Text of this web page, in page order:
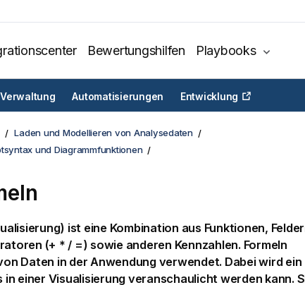
Bewertungshilfen Playbooks
Verwaltung Automatisierungen Entwicklung
Laden und Modellieren von Analysedaten
und Diagrammfunktionen
) ist eine Kombination aus Funktionen,
(+ * / =) sowie anderen Kennzahlen. Formeln
Daten in derAnwendungverwendet. Dabei wird ein
in einer Visualisierung veranschaulicht werden kann.